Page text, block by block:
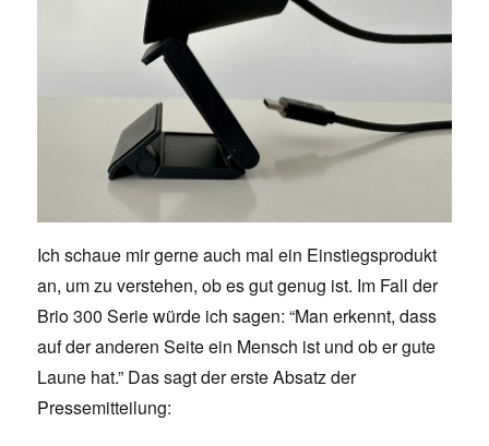
Ich schaue mir gerne auch mal ein Einstiegsprodukt
an, um zu verstehen, ob es gut genug ist. Im Fall der
Brio 300 Serie würde ich sagen: “Man erkennt, dass
auf der anderen Seite ein Mensch ist und ob er gute
Laune hat.” Das sagt der erste Absatz der
Pressemitteilung: